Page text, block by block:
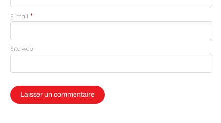
E-mail *
Site web